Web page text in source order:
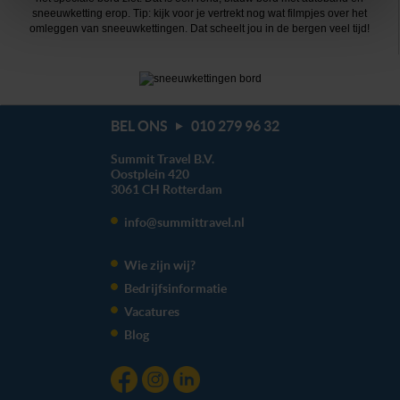
je kunt jouw voorkeuren altijd aanpassen. Klik daarvoor
op de lichtblauwe knop linksonder in beeld en kies voor
cookie aangeven of je die wel of niet wilt toestaan.
We werken samen met 20 derdendie uw gegevens
sneeuwketting erop. Tip: kijk voor je vertrekt nog wat filmpjes over het
omleggen van sneeuwkettingen. Dat scheelt jou in de bergen veel tijd!
BEL ONS 010 279 96 32
Summit Travel B.V.
Oostplein 420
3061 CH Rotterdam
info@summittravel.nl
Wie zijn wij?
Bedrijfsinformatie
Vacatures
Blog